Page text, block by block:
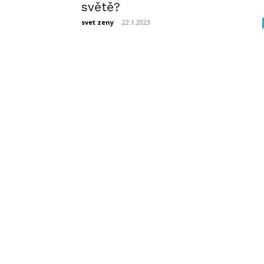
světě?
svet zeny - 22.1.2023